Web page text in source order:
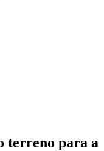
terreno para a